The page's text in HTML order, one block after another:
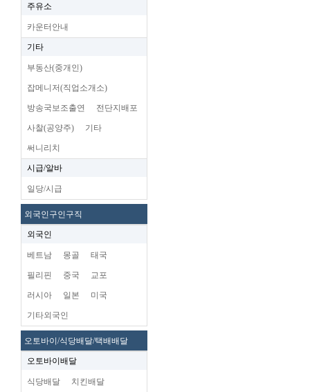
주유소
카운터안내
기타
부동산(중개인)
잡메니저(직업소개소)
방송국보조출연 전단지배포
사찰(공양주) 기타
써니리치
시급/알바
일당/시급
외국인구인구직
외국인
베트남 몽골 태국
필리핀 중국 교포
러시아 일본 미국
기타외국인
오토바이/식당배달/택배배달
오토바이배달
식당배달 치킨배달